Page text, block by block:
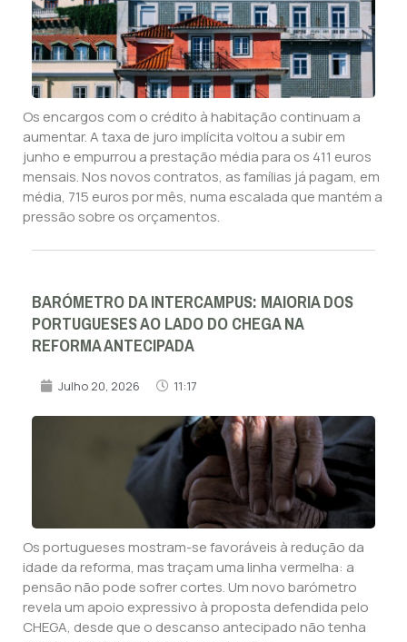
Os encargos com o crédito à habitação continuam a
aumentar. A taxa de juro implícita voltou a subir em
junho e empurrou a prestação média para os 411 euros
mensais. Nos novos contratos, as famílias já pagam, em
média, 715 euros por mês, numa escalada que mantém a
pressão sobre os orçamentos.
BARÓMETRO DA INTERCAMPUS: MAIORIA DOS
PORTUGUESES AO LADO DO CHEGA NA
REFORMA ANTECIPADA
Julho 20, 2026 11:17
Os portugueses mostram-se favoráveis à redução da
idade da reforma, mas traçam uma linha vermelha: a
pensão não pode sofrer cortes. Um novo barómetro
revela um apoio expressivo à proposta defendida pelo
CHEGA, desde que o descanso antecipado não tenha